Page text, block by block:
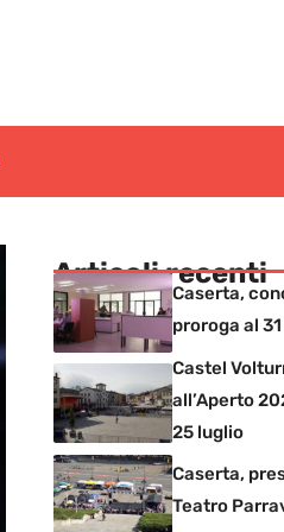
Articoli recenti
Caserta,
proroga al
Castel
all’Aperto
25 luglio
Caserta,
Teatro